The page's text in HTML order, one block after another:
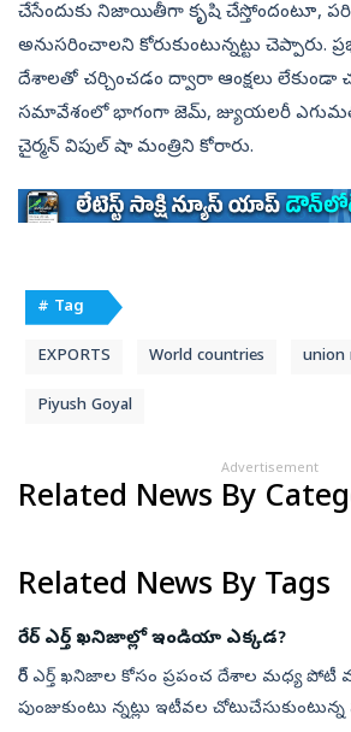
చేసేందుకు నిజాయితీగా కృషి చేస్తోందంటూ,
అనుసరించాలని కోరుకుంటున్నట్టు చెప్పారు.
దేశాలతో చర్చించడం ద్వారా ఆంక్షలు
సమావేశంలో భాగంగా జెమ్, జ్యుయలరీ
చైర్మన్‌ విపుల్‌ షా మంత్రిని కోరారు.
# Tag
EXPORTS World countries union
Piyush Goyal
Advertisement
Related News By
Related News By Tags
రేర్‌ ఎర్త్‌ ఖనిజాల్లో ఇండియా ఎక్కడ?
రేర్‌ ఎర్త్‌ ఖనిజాల కోసం ప్రపంచ దేశాల మధ్య పోటీ
పుంజుకుంటు న్నట్లు ఇటీవల